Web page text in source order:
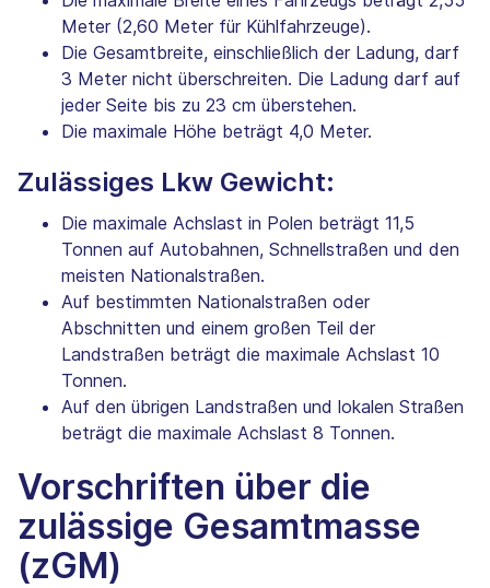
Meter (2,60 Meter für Kühlfahrzeuge).
Die Gesamtbreite, einschließlich der Ladung, darf
3 Meter nicht überschreiten. Die Ladung darf auf
jeder Seite bis zu 23 cm überstehen.
Die maximale Höhe beträgt 4,0 Meter.
Zulässiges Lkw Gewicht:
Die maximale Achslast in Polen beträgt 11,5
Tonnen auf Autobahnen, Schnellstraßen und den
meisten Nationalstraßen.
Auf bestimmten Nationalstraßen oder
Abschnitten und einem großen Teil der
Landstraßen beträgt die maximale Achslast 10
Tonnen.
Auf den übrigen Landstraßen und lokalen Straßen
beträgt die maximale Achslast 8 Tonnen.
Vorschriften über die
zulässige Gesamtmasse
(zGM)